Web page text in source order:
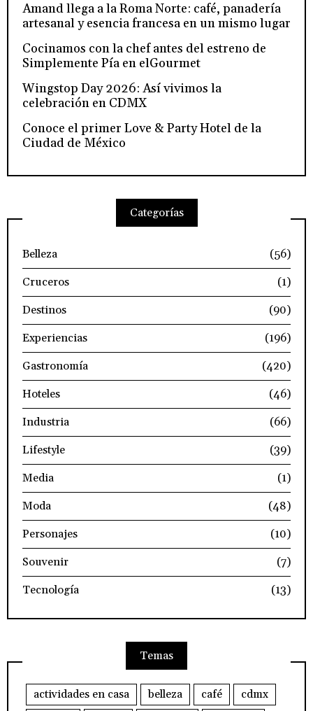
Amand llega a la Roma Norte: café, panadería
artesanal y esencia francesa en un mismo lugar
Cocinamos con la chef antes del estreno de
Simplemente Pía en elGourmet
Wingstop Day 2026: Así vivimos la
celebración en CDMX
Conoce el primer Love & Party Hotel de la
Ciudad de México
Categorías
Belleza
(56)
Cruceros
(1)
Destinos
(90)
Experiencias
(196)
Gastronomía
(420)
Hoteles
(46)
Industria
(66)
Lifestyle
(39)
Media
(1)
Moda
(48)
Personajes
(10)
Souvenir
(7)
Tecnología
(13)
Temas
actividades en casa belleza café
cdmx